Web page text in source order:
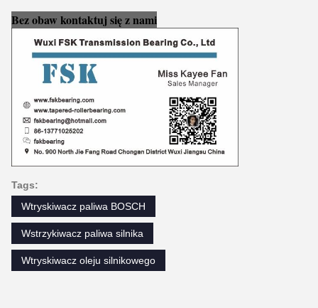
Bez obaw kontaktuj się z nami
Tags:
Wtryskiwacz paliwa BOSCH
Wstrzykiwacz paliwa silnika
Wtryskiwacz oleju silnikowego